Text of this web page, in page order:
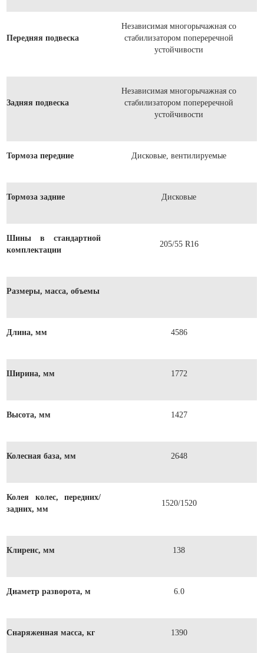
Передняя подвеска
Независимая многорычажная со
стабилизатором попереречной
устойчивости
Задняя подвеска
Независимая многорычажная со
стабилизатором попереречной
устойчивости
Тормоза передние Дисковые, вентилируемые
Тормоза задние Дисковые
Шины в стандартной
комплектации
205/55 R16
Размеры, масса, объемы
Длина, мм 4586
Ширина, мм 1772
Высота, мм 1427
Колесная база, мм 2648
Колея колес, передних/
задних, мм
1520/1520
Клиренс, мм 138
Диаметр разворота, м 6.0
Снаряженная масса, кг 1390